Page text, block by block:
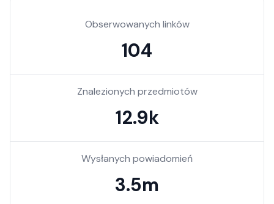
Obserwowanych linków
104
Znalezionych przedmiotów
12.9k
Wysłanych powiadomień
3.5m